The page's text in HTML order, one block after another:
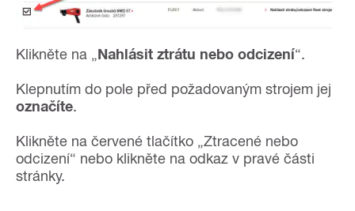
Klikněte na „ Nahlásit ztrátu nebo odcizení“.
Klepnutím do pole před požadovaným strojem jej
označíte
Klikněte na červené tlačítko „Ztracené nebo
odcizení“ nebo klikněte na odkaz v pravé části
stránky.